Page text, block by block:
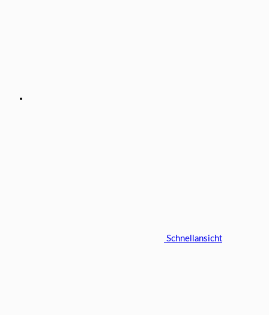
Schnellansicht